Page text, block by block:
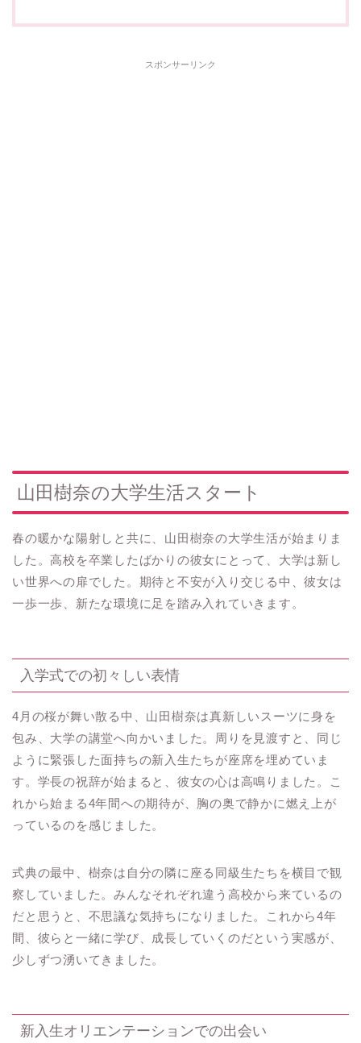
スポンサーリンク
山田樹奈の大学生活スタート
春の暖かな陽射しと共に、山田樹奈の大学生活が始まりま
した。高校を卒業したばかりの彼女にとって、大学は新し
い世界への扉でした。期待と不安が入り交じる中、彼女は
一歩一歩、新たな環境に足を踏み入れていきます。
入学式での初々しい表情
4月の桜が舞い散る中、山田樹奈は真新しいスーツに身を
包み、大学の講堂へ向かいました。周りを見渡すと、同じ
ように緊張した面持ちの新入生たちが座席を埋めていま
す。学長の祝辞が始まると、彼女の心は高鳴りました。こ
れから始まる4年間への期待が、胸の奥で静かに燃え上が
っているのを感じました。
式典の最中、樹奈は自分の隣に座る同級生たちを横目で観
察していました。みんなそれぞれ違う高校から来ているの
だと思うと、不思議な気持ちになりました。これから4年
間、彼らと一緒に学び、成長していくのだという実感が、
少しずつ湧いてきました。
新入生オリエンテーションでの出会い